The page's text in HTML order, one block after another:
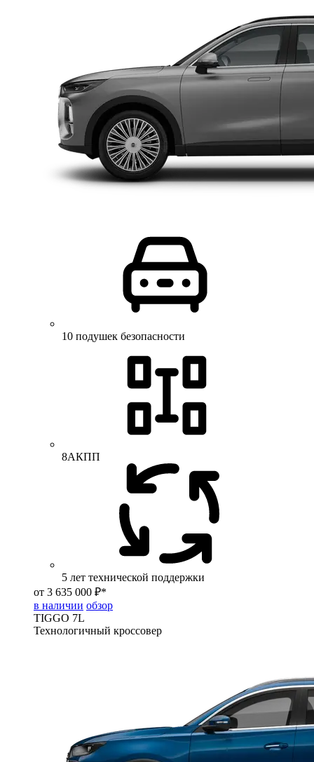
10 подушек безопасности
8АКПП
5 лет технической поддержки
от 3 635 000 ₽*
в наличии обзор
TIGGO 7L
Технологичный кроссовер